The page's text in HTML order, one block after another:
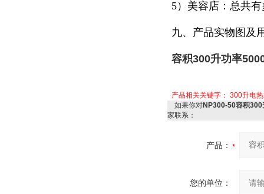
5）美容店：总共
九、产品实物图及
容积300升功率
产品相关关键字： 300升电
如果你对NP300-50容积
家联系：
产品：
您的单位：